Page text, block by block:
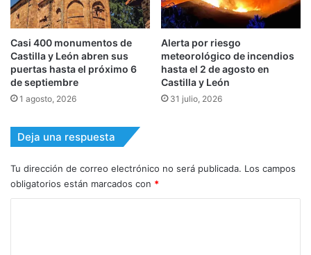
Casi 400 monumentos de
Castilla y León abren sus
puertas hasta el próximo 6
de septiembre
1 agosto, 2026
Alerta por riesgo
meteorológico de incendios
hasta el 2 de agosto en
Castilla y León
31 julio, 2026
Deja una respuesta
Tu dirección de correo electrónico no será publicada. Los campos
obligatorios están marcados con *